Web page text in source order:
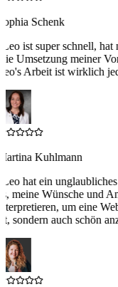
Schenk
Leo ist super schnell,
Umsetzung meiner
Arbeit ist wirklich
Kuhlmann
Leo hat ein
meine Wünsche und
um eine
sondern auch schön